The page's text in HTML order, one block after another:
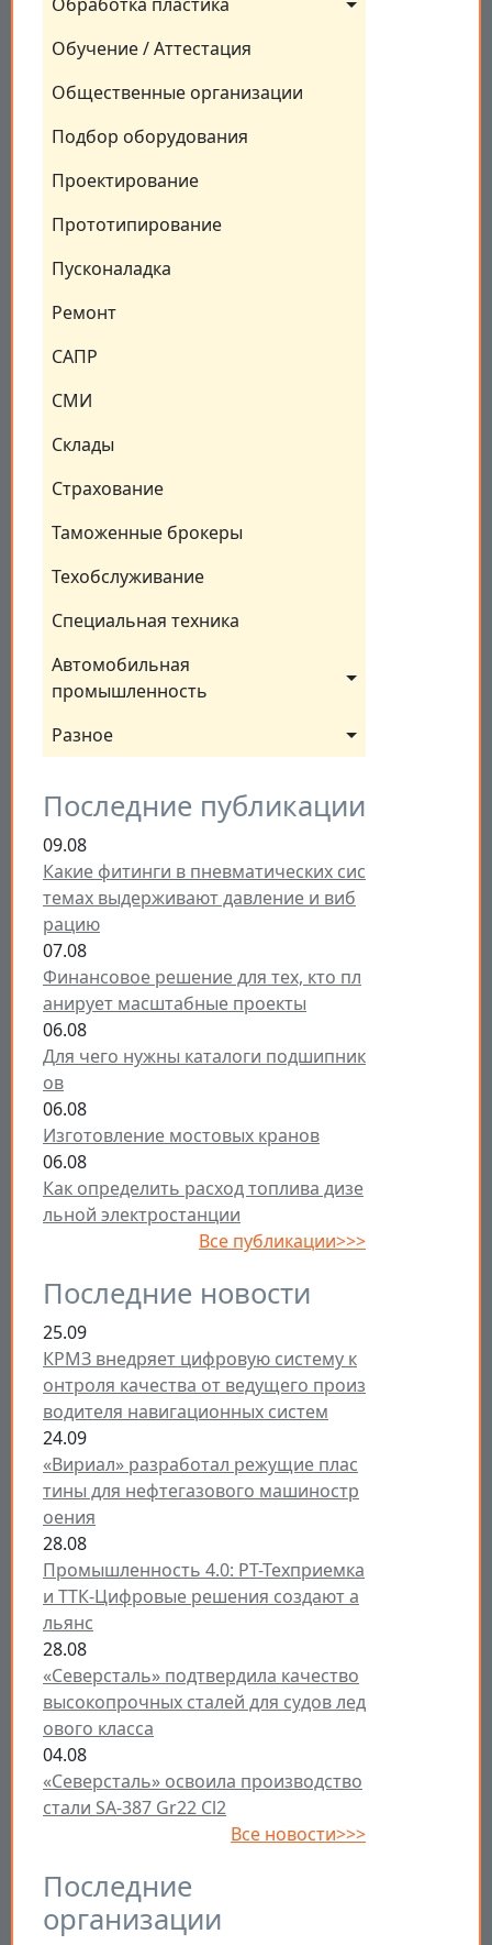
Обучение / Аттестация
Общественные организации
Подбор оборудования
Проектирование
Прототипирование
Пусконаладка
Ремонт
САПР
СМИ
Склады
Страхование
Таможенные брокеры
Техобслуживание
Специальная техника
Автомобильная
промышленность
Разное
Последние публикации
09.08
Какие фитинги в пневматических сис
темах выдерживают давление и виб
рацию
07.08
Финансовое решение для тех, кто пл
анирует масштабные проекты
06.08
Для чего нужны каталоги подшипник
ов
06.08
Изготовление мостовых кранов
06.08
Как определить расход топлива дизе
льной электростанции
Все публикации>>>
Последние новости
25.09
КРМЗ внедряет цифровую систему к
онтроля качества от ведущего произ
водителя навигационных систем
24.09
«Вириал» разработал режущие плас
тины для нефтегазового машиностр
оения
28.08
Промышленность 4.0: РТ-Техприемка
и ТТК-Цифровые решения создают а
льянс
28.08
«Северсталь» подтвердила качество
высокопрочных сталей для судов лед
ового класса
04.08
«Северсталь» освоила производство
стали SA-387 Gr22 Cl2
Все новости>>>
Последние
организации